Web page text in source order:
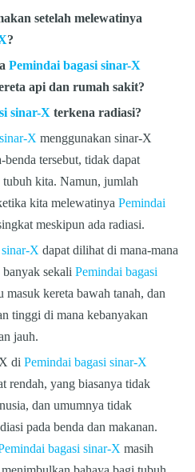
setelah melewatinya
?
Pemindai bagasi sinar-X
api dan rumah sakit?
sinar-X terkena radiasi?
X menggunakan sinar-X
tersebut, tidak dapat
kita. Namun, jumlah
kita melewatinya Pemindai
meskipun ada radiasi.
X dapat dilihat di mana-mana
sekali Pemindai bagasi
masuk kereta bawah tanah, dan
tinggi di mana kebanyakan
jauh.
di Pemindai bagasi sinar-X
rendah, yang biasanya tidak
dan umumnya tidak
pada benda dan makanan.
bagasi sinar-X masih